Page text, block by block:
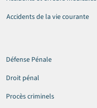
Défense Pénale
Droit pénal
Procès criminels
Accidents de la vie courante